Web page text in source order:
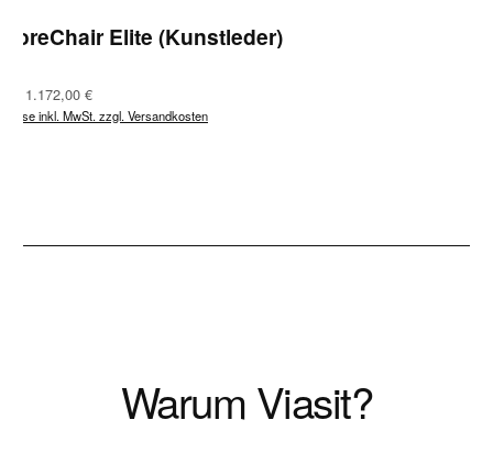
CoreChair Elite (Kunstleder)
Regulärer Preis:
1.172,00 €
Preise inkl. MwSt. zzgl. Versandkosten
Warum Viasit?